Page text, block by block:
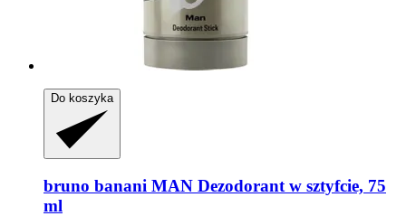
Do koszyka
bruno banani MAN Dezodorant w sztyfcie, 75
ml